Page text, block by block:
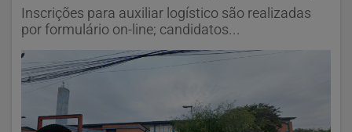
Inscrições para auxiliar logístico são realizadas
por formulário on-line; candidatos...